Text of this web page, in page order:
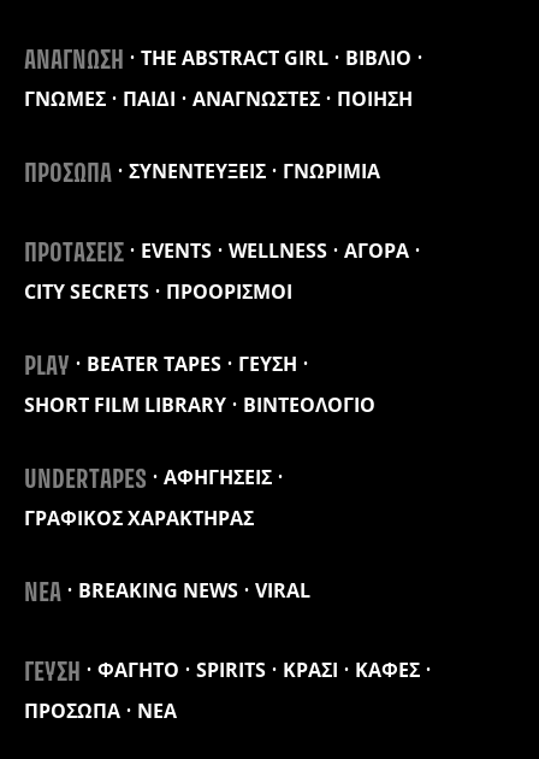
ΑΝΑΓΝΩΣΗ THE ABSTRACT GIRL
ΒΙΒΛΙΟ
ΓΝΩΜΕΣ
ΠΑΙΔΙ ΑΝΑΓΝΩΣΤΕΣ ΠΟΙΗΣΗ
ΠΡΟΣΩΠΑ ΣΥΝΕΝΤΕΥΞΕΙΣ ΓΝΩΡΙΜΙΑ
ΠΡΟΤΑΣΕΙΣ EVENTS WELLNESS
ΑΓΟΡΑ
CITY SECRETS
ΠΡΟΟΡΙΣΜΟΙ
PLAY BEATER TAPES
ΓΕΥΣΗ
SHORT FILM LIBRARY
ΒΙΝΤΕΟΛΟΓΙΟ
UNDERTAPES
ΑΦΗΓΗΣΕΙΣ
ΓΡΑΦΙΚΟΣ ΧΑΡΑΚΤΗΡΑΣ
ΝΕΑ BREAKING NEWS VIRAL
ΓΕΥΣΗ ΦΑΓΗΤΟ SPIRITS ΚΡΑΣΙ
ΚΑΦΕΣ
ΠΡΟΣΩΠΑ
ΝΕΑ